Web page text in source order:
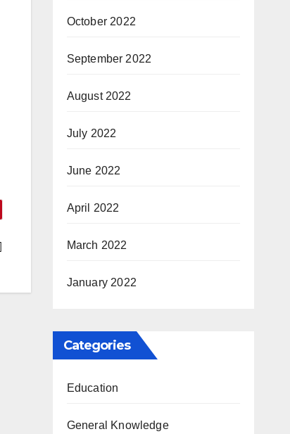
October 2022
September 2022
August 2022
July 2022
June 2022
April 2022
March 2022
January 2022
Categories
Education
General Knowledge